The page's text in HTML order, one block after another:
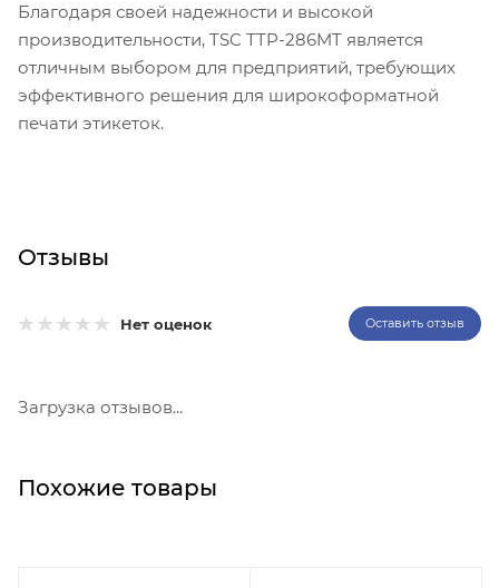
Благодаря своей надежности и высокой
производительности, TSC TTP-286MT является
отличным выбором для предприятий, требующих
эффективного решения для широкоформатной
печати этикеток.
Отзывы
Нет оценок Оставить отзыв
Загрузка отзывов...
Похожие товары